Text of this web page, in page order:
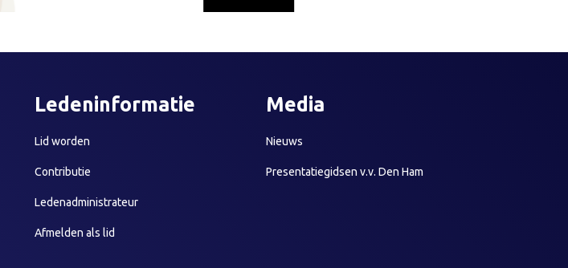
Ledeninformatie
Lid worden
Contributie
Ledenadministrateur
Afmelden als lid
Media
Nieuws
Presentatiegidsen v.v. Den Ham